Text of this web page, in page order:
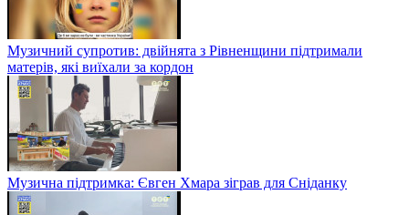
Музичний супротив: двійнята з Рівненщини підтримали
матерів, які виїхали за кордон
Музична підтримка: Євген Хмара зіграв для Сніданку